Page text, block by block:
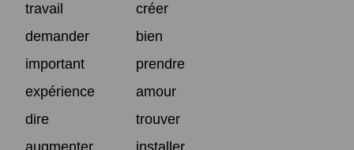
travail
créer
demander
bien
important
prendre
expérience
amour
dire
trouver